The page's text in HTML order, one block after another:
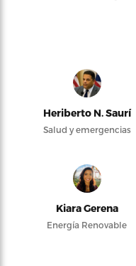
Heriberto N. Saurí
Salud y emergencias
Kiara Gerena
Energía Renovable